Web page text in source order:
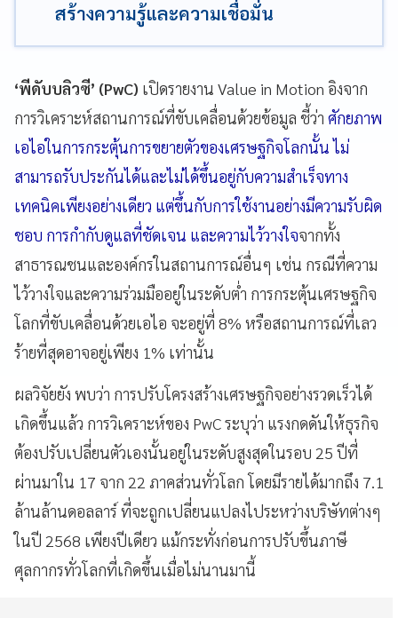
สร้างความรู้และความเชื่อมั่น
‘พีดับบลิวซี’ (PwC) เปิดรายงาน Value in Motion อิงจาก
การวิเคราะห์สถานการณ์ที่ขับเคลื่อนด้วยข้อมูล ชี้ว่า ศักยภาพ
เอไอในการกระตุ้นการขยายตัวของเศรษฐกิจโลกนั้น ไม่
สามารถรับประกันได้และไม่ได้ขึ้นอยู่กับความสำเร็จทาง
เทคนิคเพียงอย่างเดียว แต่ขึ้นกับการใช้งานอย่างมีความรับผิด
ชอบ การกำกับดูแลที่ชัดเจน และความไว้วางใจจากทั้ง
สาธารณชนและองค์กรในสถานการณ์อื่นๆ เช่น กรณีที่ความ
ไว้วางใจและความร่วมมืออยู่ในระดับต่ำ การกระตุ้นเศรษฐกิจ
โลกที่ขับเคลื่อนด้วยเอไอ จะอยู่ที่ 8% หรือสถานการณ์ที่เลว
ร้ายที่สุดอาจอยู่เพียง 1% เท่านั้น
ผลวิจัยยัง พบว่า การปรับโครงสร้างเศรษฐกิจอย่างรวดเร็วได้
เกิดขึ้นแล้ว การวิเคราะห์ของ PwC ระบุว่า แรงกดดันให้ธุรกิจ
ต้องปรับเปลี่ยนตัวเองนั้นอยู่ในระดับสูงสุดในรอบ 25 ปีที่
ผ่านมาใน 17 จาก 22 ภาคส่วนทั่วโลก โดยมีรายได้มากถึง 7.1
ล้านล้านดอลลาร์ ที่จะถูกเปลี่ยนแปลงไประหว่างบริษัทต่างๆ
ในปี 2568 เพียงปีเดียว แม้กระทั่งก่อนการปรับขึ้นภาษี
ศุลกากรทั่วโลกที่เกิดขึ้นเมื่อไม่นานมานี้